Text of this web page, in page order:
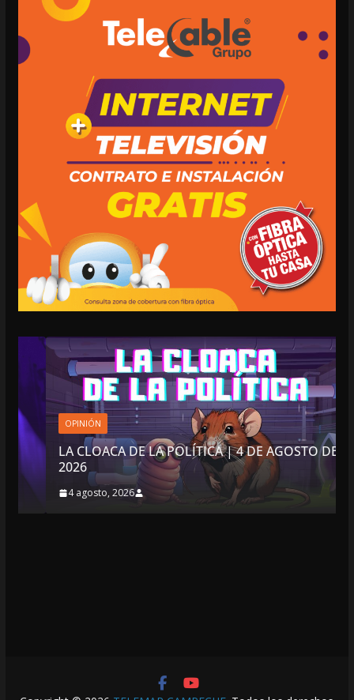
OPINIÓN
LA CLOACA DE LA POLÍTICA | 4 DE AGOSTO DE
2026
4 agosto, 2026